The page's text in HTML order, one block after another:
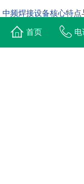
中频焊接设备核心特点
2026-01-04
中频焊接设备是一种利
理对金属工件进行快
首页 电